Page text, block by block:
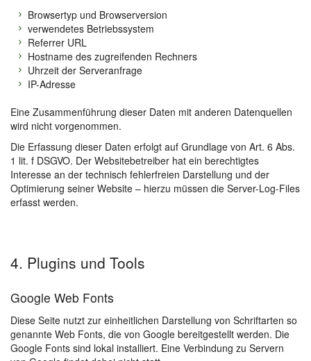
Browsertyp und Browserversion
verwendetes Betriebssystem
Referrer URL
Hostname des zugreifenden Rechners
Uhrzeit der Serveranfrage
IP-Adresse
Eine Zusammenführung dieser Daten mit anderen Datenquellen
wird nicht vorgenommen.
Die Erfassung dieser Daten erfolgt auf Grundlage von Art. 6 Abs.
1 lit. f DSGVO. Der Websitebetreiber hat ein berechtigtes
Interesse an der technisch fehlerfreien Darstellung und der
Optimierung seiner Website – hierzu müssen die Server-Log-Files
erfasst werden.
4. Plugins und Tools
Google Web Fonts
Diese Seite nutzt zur einheitlichen Darstellung von Schriftarten so
genannte Web Fonts, die von Google bereitgestellt werden. Die
Google Fonts sind lokal installiert. Eine Verbindung zu Servern